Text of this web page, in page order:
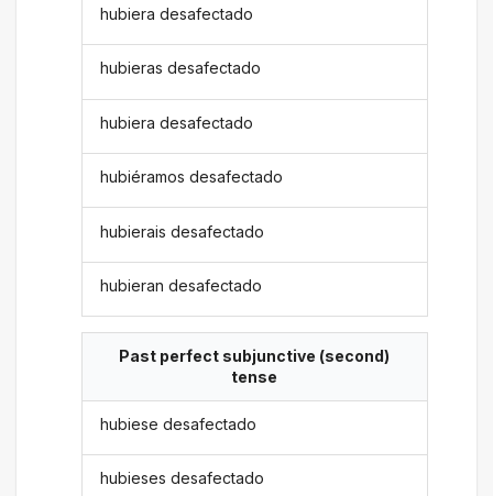
hubiera desafectado
hubieras desafectado
hubiera desafectado
hubiéramos desafectado
hubierais desafectado
hubieran desafectado
Past perfect subjunctive (second)
tense
hubiese desafectado
hubieses desafectado